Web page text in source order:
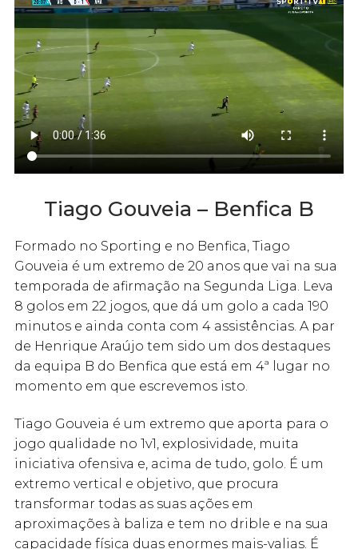
Tiago Gouveia – Benfica B
Formado no Sporting e no Benfica, Tiago
Gouveia é um extremo de 20 anos que vai na sua
temporada de afirmação na Segunda Liga. Leva
8 golos em 22 jogos, que dá um golo a cada 190
minutos e ainda conta com 4 assistências. A par
de Henrique Araújo tem sido um dos destaques
da equipa B do Benfica que está em 4ª lugar no
momento em que escrevemos isto.
Tiago Gouveia é um extremo que aporta para o
jogo qualidade no 1v1, explosividade, muita
iniciativa ofensiva e, acima de tudo, golo. É um
extremo vertical e objetivo, que procura
transformar todas as suas ações em
aproximações à baliza e tem no drible e na sua
capacidade física duas enormes mais-valias. É